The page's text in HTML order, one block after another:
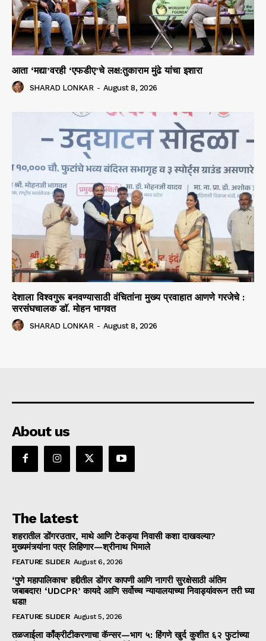
आता ‘मद्या’वरही ‘एफडीए’चे लक्ष:तुकाराम मुंढे यांचा इशारा
SHARAD LONKAR - August 8, 2026
देशाला विश्वगुरू बनवण्यासाठी वंचितांना मुख्य प्रवाहात आणणे गरजेचे :
सरसंघचालक डाॅ. मोहन भागवत
SHARAD LONKAR - August 8, 2026
About us
The latest
शहरातील डोंगरउतार, माथे आणि टेकड्या निवासी कशा दाखवल्या?
मुख्यमंत्र्यांना पत्र लिहिणार—श्रीनाथ भिमाले
FEATURE SLIDER August 6, 2026
‘पुणे महापालिकाच’ हद्दीतील डोंगर कापणी आणि नागरी सुरक्षेसाठी अंतिम
जबाबदार! ‘UDCPR’ कायदे आणि सर्वोच्च न्यायालयाच्या निवाड्यांवरून तरी घ्या
धडा!
FEATURE SLIDER August 5, 2026
तळजाईला काँक्रीटीकरणाचा कॅन्सर—भाग ५: हिंगणे खुर्द कुशीत ६२ फुटांच्या